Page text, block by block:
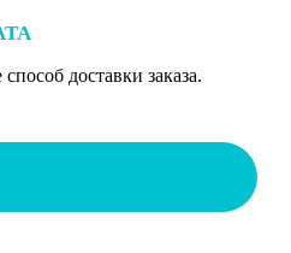
доставки заказа.